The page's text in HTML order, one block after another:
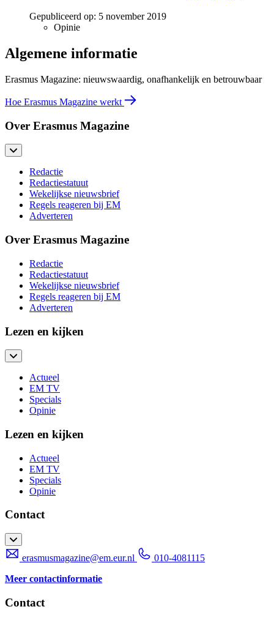
Gepubliceerd op: 5 november 2019
Opinie
Algemene informatie
Erasmus Magazine: nieuwswaardig, onafhankelijk en betrouwbaar
Hoe Erasmus Magazine werkt
Over Erasmus Magazine
Redactie
Redactiestatuut
Wekelijkse nieuwsbrief
Regels reageren bij EM
Adverteren
Over Erasmus Magazine
Redactie
Redactiestatuut
Wekelijkse nieuwsbrief
Regels reageren bij EM
Adverteren
Lezen en kijken
Actueel
EM TV
Specials
Opinie
Lezen en kijken
Actueel
EM TV
Specials
Opinie
Contact
erasmusmagazine@em.eur.nl
010-4081115
Meer contactinformatie
Contact